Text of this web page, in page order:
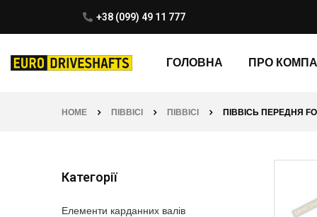
+38 (099) 49 11 777
ГОЛОВНА ПРО
HOME ПІВВІСІ ПІВВІСІ ПІВВІСЬ ПЕРЕДНЯ
Категорії
Елементи карданних валів